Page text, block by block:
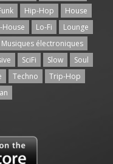
Hip-Hop
House
House Lo-Fi
Lounge
Musiques électroniques
SciFi Slow
Soul
Techno
Trip-Hop